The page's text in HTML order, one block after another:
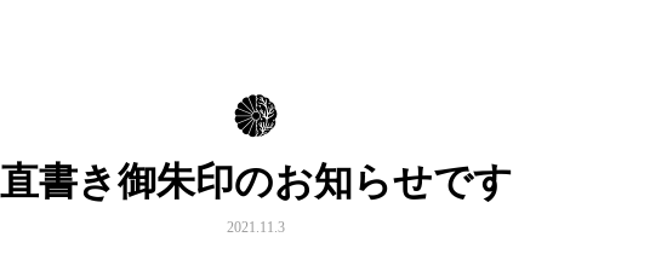
直書き御朱印のお知らせです
2021.11.3